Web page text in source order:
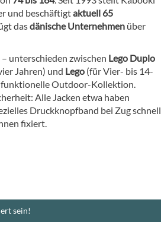
und beschäftigtaktuell 65
dasdänische Unternehmen über
unterschieden zwischen Lego Duplo
Jahren) und Lego (für Vier- bis 14-
Outdoor-Kollektion.
Alle Jacken etwa haben
Druckknopfband bei Zug schnell
fixiert.
sein!